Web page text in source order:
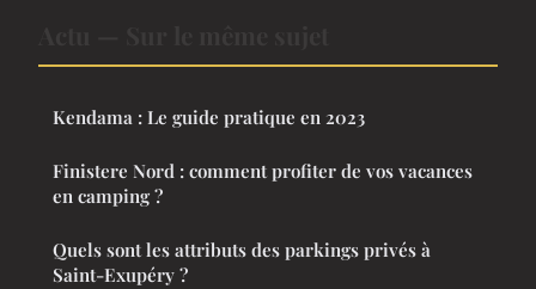
Kendama : Le guide pratique en 2023
Finistere Nord : comment profiter de vos vacances
en camping ?
Quels sont les attributs des parkings privés à
Saint-Exupéry ?